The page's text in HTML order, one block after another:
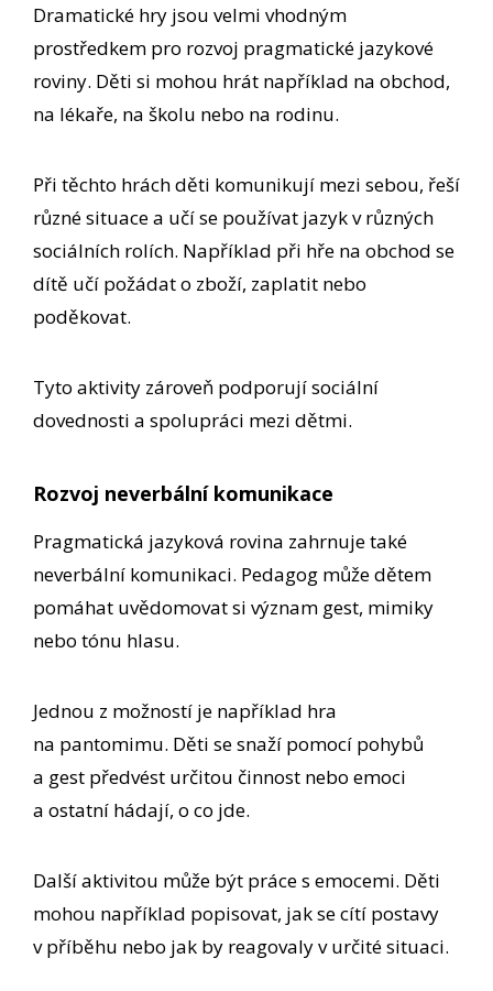
Dramatické hry jsou velmi vhodným
prostředkem pro rozvoj pragmatické jazykové
roviny. Děti si mohou hrát například na obchod,
na lékaře, na školu nebo na rodinu.
Při těchto hrách děti komunikují mezi sebou, řeší
různé situace a učí se používat jazyk v různých
sociálních rolích. Například při hře na obchod se
dítě učí požádat o zboží, zaplatit nebo
poděkovat.
Tyto aktivity zároveň podporují sociální
dovednosti a spolupráci mezi dětmi.
Rozvoj neverbální komunikace
Pragmatická jazyková rovina zahrnuje také
neverbální komunikaci. Pedagog může dětem
pomáhat uvědomovat si význam gest, mimiky
nebo tónu hlasu.
Jednou z možností je například hra
na pantomimu. Děti se snaží pomocí pohybů
a gest předvést určitou činnost nebo emoci
a ostatní hádají, o co jde.
Další aktivitou může být práce s emocemi. Děti
mohou například popisovat, jak se cítí postavy
v příběhu nebo jak by reagovaly v určité situaci.